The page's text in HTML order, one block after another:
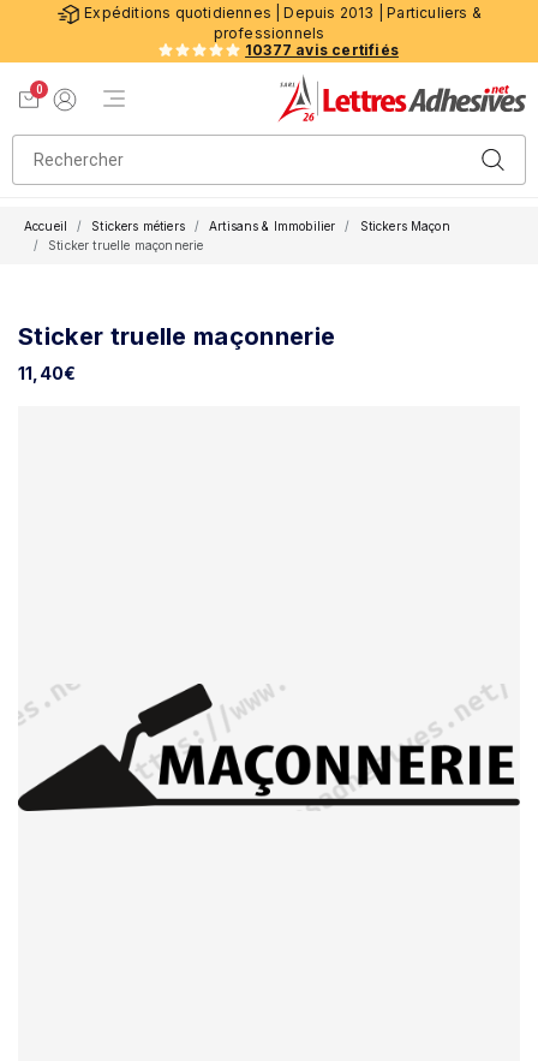
Expéditions quotidiennes | Depuis 2013 | Particuliers &
professionnels
10377 avis certifiés
0
Menu de navigation
Accueil Stickers métiers Artisans & Immobilier
Stickers Maçon
Sticker truelle maçonnerie
Sticker truelle maçonnerie
11,40€